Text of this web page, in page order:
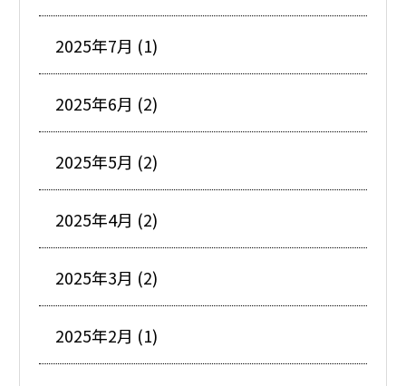
2025年7月 (1)
2025年6月 (2)
2025年5月 (2)
2025年4月 (2)
2025年3月 (2)
2025年2月 (1)